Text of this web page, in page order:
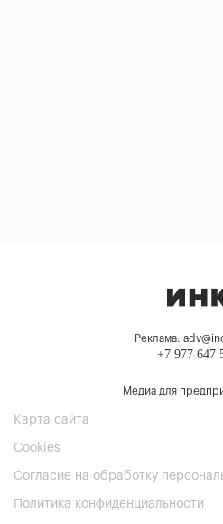
Реклама:
+7 977 647
Медиа для
Карта сайта
Cookies
Согласие на обработку
Политика конфиденциальности